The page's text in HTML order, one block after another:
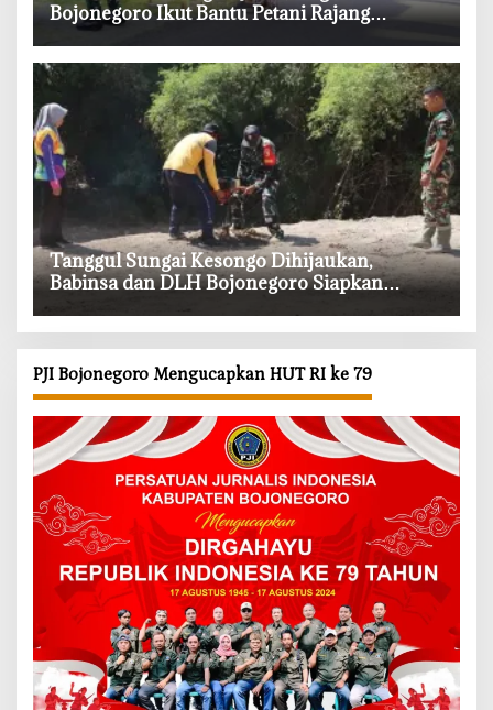
Bojonegoro Ikut Bantu Petani Rajang
Tembakau
‎Tanggul Sungai Kesongo Dihijaukan,
Babinsa dan DLH Bojonegoro Siapkan
PJI Bojonegoro Mengucapkan HUT RI ke 79